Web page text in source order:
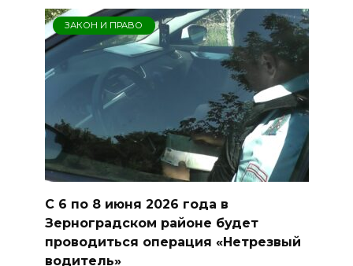
ЗАКОН И ПРАВО
С 6 по 8 июня 2026 года в
Зерноградском районе будет
проводиться операция «Нетрезвый
водитель»